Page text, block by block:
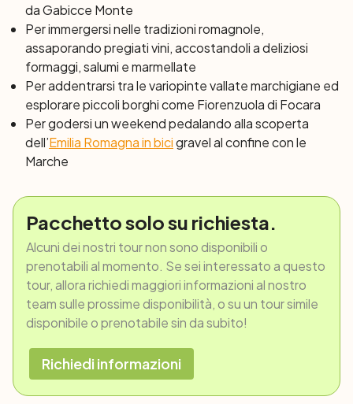
da Gabicce Monte
Per immergersi nelle tradizioni romagnole,
assaporando pregiati vini, accostandoli a deliziosi
formaggi, salumi e marmellate
Per addentrarsi tra le variopinte vallate marchigiane ed
esplorare piccoli borghi come Fiorenzuola di Focara
Per godersi un weekend pedalando alla scoperta
dell’Emilia Romagna in bicigravel al confine con le
Marche
Pacchetto solo su richiesta.
Alcuni dei nostri tour non sono disponibili o
prenotabili al momento. Se sei interessato a questo
tour, allora richiedi maggiori informazioni al nostro
team sulle prossime disponibilità, o su un tour simile
disponibile o prenotabile sin da subito!
Richiedi informazioni